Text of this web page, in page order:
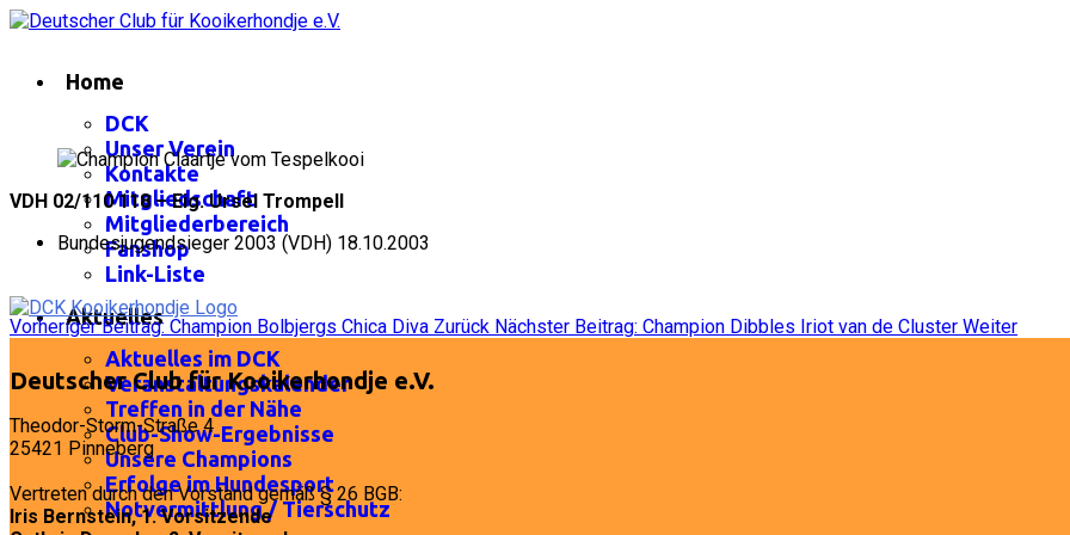
Home
DCK
Unser Verein
Kontakte
Mitgliedschaft
Mitgliederbereich
Fanshop
Link-Liste
Aktuelles
Aktuelles im DCK
Veranstaltungskalender
Treffen in der Nähe
Club-Show-Ergebnisse
Unsere Champions
Erfolge im Hundesport
Notvermittlung / Tierschutz
VDH 02/110 118 – Eig. Ursel Trompell
Bundesjugendsieger 2003 (VDH) 18.10.2003
Vorheriger Beitrag: Champion Bolbjergs Chica Diva Zurück Nächster Beitrag: Champion Dibbles Iriot van de Cluster Weiter
Deutscher Club für Kooikerhondje e.V.
Theodor-Storm-Straße 4
25421 Pinneberg
Vertreten durch den Vorstand gemäß § 26 BGB:
Iris Bernstein, 1. Vorsitzende